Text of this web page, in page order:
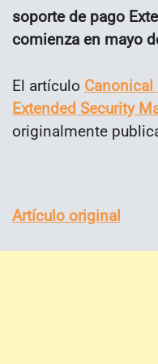
soporte de pago
comienza en mayo
El artículo Canonical
Extended Security
originalmente
Artículo original